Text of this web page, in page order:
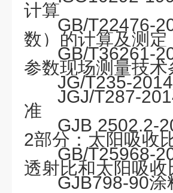
计算
GB/T22476-
数）的计算及测定
GB/T36261-
参数现场测量技
JG/T235-2014
JGJ/T287-
准
GJB 2502.2-
2部分：太阳吸收
GB/T25968-
透射比和太阳吸
GJB798-90涂